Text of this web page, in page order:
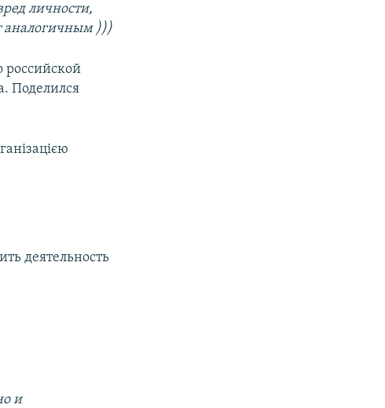
личности,
аналогичным )))
российской
Поделился
деятельность
и